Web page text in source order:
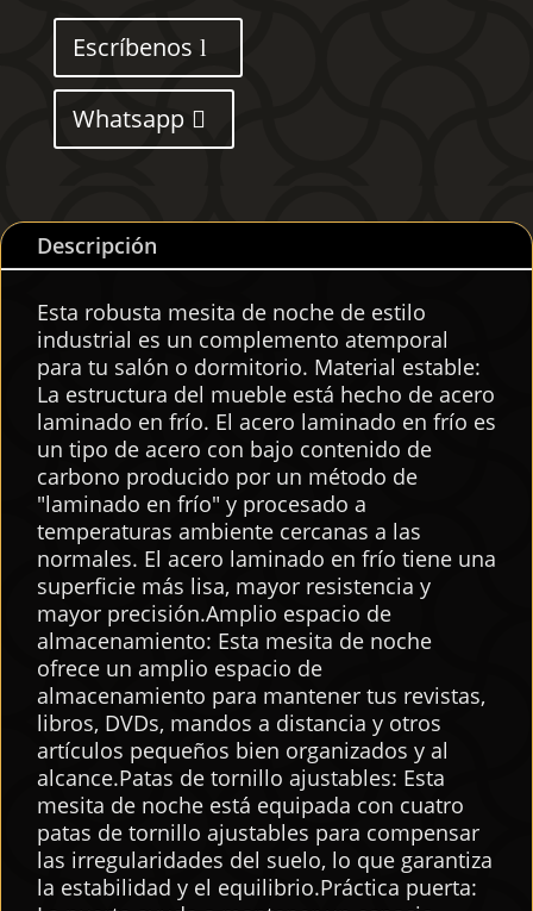
cantidad
Escríbenos
Whatsapp
Descripción
Esta robusta mesita de noche de estilo
industrial es un complemento atemporal
para tu salón o dormitorio. Material estable:
La estructura del mueble está hecho de acero
laminado en frío. El acero laminado en frío es
un tipo de acero con bajo contenido de
carbono producido por un método de
"laminado en frío" y procesado a
temperaturas ambiente cercanas a las
normales. El acero laminado en frío tiene una
superficie más lisa, mayor resistencia y
mayor precisión.Amplio espacio de
almacenamiento: Esta mesita de noche
ofrece un amplio espacio de
almacenamiento para mantener tus revistas,
libros, DVDs, mandos a distancia y otros
artículos pequeños bien organizados y al
alcance.Patas de tornillo ajustables: Esta
mesita de noche está equipada con cuatro
patas de tornillo ajustables para compensar
las irregularidades del suelo, lo que garantiza
la estabilidad y el equilibrio.Práctica puerta: